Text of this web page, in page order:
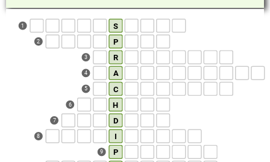
1 S
2 P
3 R
4 A
5 C
6 H
7 D
8 I
9 P